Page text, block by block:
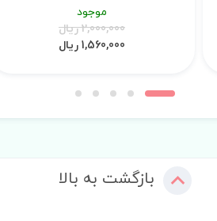
موجود
2,000,000 ریال
1,560,000 ریال
بازگشت به بالا